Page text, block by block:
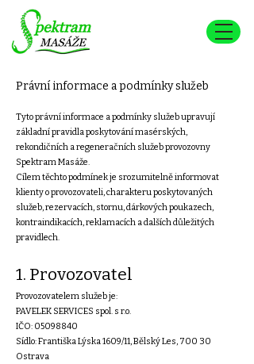
Právní informace a podmínky služeb
Tyto právní informace a podmínky služeb upravují
základní pravidla poskytování masérských,
rekondičních a regeneračních služeb provozovny
Spektram Masáže.
Cílem těchto podmínek je srozumitelně informovat
klienty o provozovateli, charakteru poskytovaných
služeb, rezervacích, stornu, dárkových poukazech,
kontraindikacích, reklamacích a dalších důležitých
pravidlech.
1. Provozovatel
Provozovatelem služeb je:
PAVELEK SERVICES spol. s r.o.
IČO: 05098840
Sídlo: Františka Lýska 1609/11, Bělský Les, 700 30
Ostrava